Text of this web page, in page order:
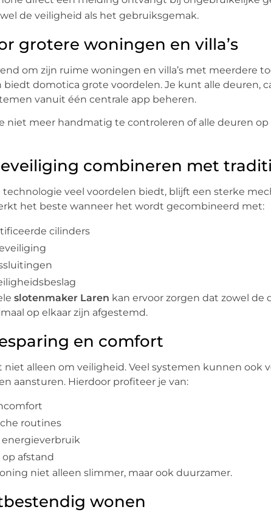
de veiligheid als het gebruiksgemak.
grotere woningen en villa’s
om zijn ruime woningen en villa’s met meerdere
domotica grote voordelen. Je kunt alle deuren,
vanuit één centrale app beheren.
niet meer handmatig te controleren of alle deuren
combineren met
veel voordelen biedt, blijft een sterke
het beste wanneer het wordt gecombineerd met:
cilinders
slotenmaker Laren kan ervoor zorgen dat zowel de
op elkaar zijn afgestemd.
en comfort
niet alleen om veiligheid. Veel systemen kunnen ook
aansturen. Hierdoor profiteer je van:
routines
afstand
niet alleen slimmer, maar ook duurzamer.
wonen